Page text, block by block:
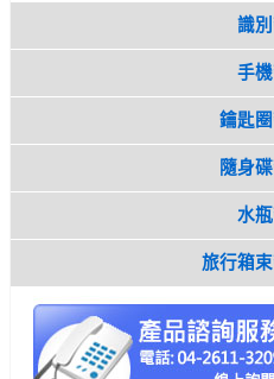
識
手
鑰匙
隨身
水
旅行箱